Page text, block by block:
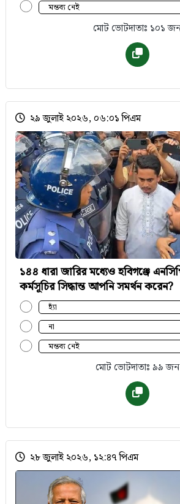
মন্তব্য নেই
মোট ভোটদাতাঃ ১০১
২৯ জুলাই ২০২৬, ০৬:০১ পিএম
১৪৪ ধারা জারির মধ্যেও হবিগঞ্জে
কর্মসূচির সিদ্ধান্ত আপনি সমর্থন করেন?
হ্যাঁ
না
মন্তব্য নেই
মোট ভোটদাতাঃ ৯৯ জন
২৮ জুলাই ২০২৬, ১২:৪৭ পিএম